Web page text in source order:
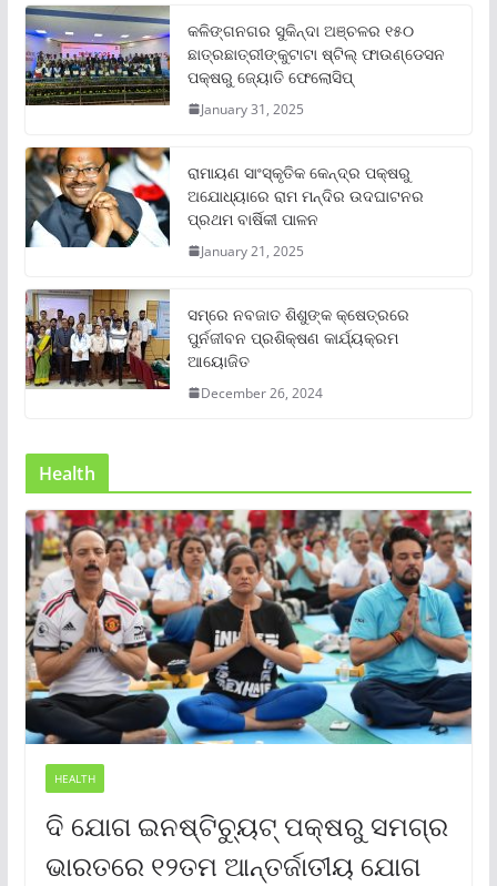
କଳିଙ୍ଗନଗର ସୁକିନ୍ଦା ଅଞ୍ଚଳର ୧୫୦
ଛାତ୍ରଛାତ୍ରୀଙ୍କୁଟାଟା ଷ୍ଟିଲ୍ ଫାଉଣ୍ଡେସନ
ପକ୍ଷରୁ ଜ୍ୟୋତି ଫେଲୋସିପ୍‌
January 31, 2025
ରାମାୟଣ ସାଂସ୍କୃତିକ କେନ୍ଦ୍ର ପକ୍ଷରୁ
ଅଯୋଧ୍ୟାରେ ରାମ ମନ୍ଦିର ଉଦଘାଟନର
ପ୍ରଥମ ବାର୍ଷିକୀ ପାଳନ
January 21, 2025
ସମ୍‌ରେ ନବଜାତ ଶିଶୁଙ୍କ କ୍ଷେତ୍ରରେ
ପୁର୍ନଜୀବନ ପ୍ରଶିକ୍ଷଣ କାର୍ଯ୍ୟକ୍ରମ
ଆୟୋଜିତ
December 26, 2024
Health
HEALTH
ଦି ଯୋଗ ଇନଷ୍ଟିଚ୍ୟୁଟ୍ ପକ୍ଷରୁ ସମଗ୍ର
ଭାରତରେ ୧୨ତମ ଆନ୍ତର୍ଜାତୀୟ ଯୋଗ